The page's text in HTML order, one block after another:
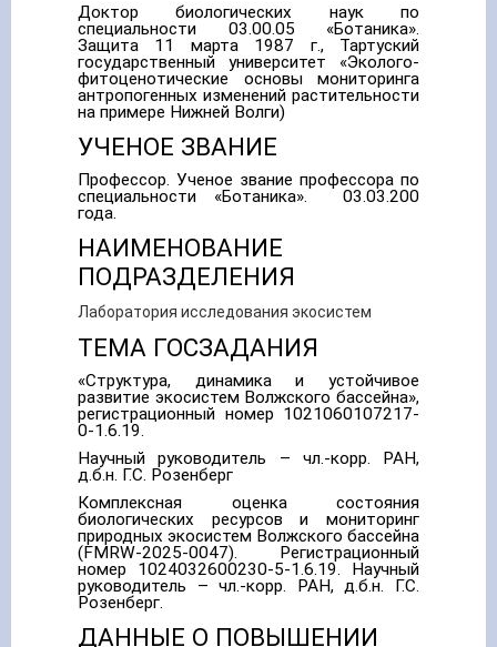
Доктор биологических наук по
специальности 03.00.05 «Ботаника».
Защита 11 марта 1987 г., Тартуский
государственный университет «Эколого-
фитоценотические основы мониторинга
антропогенных изменений растительности
на примере Нижней Волги)
УЧЕНОЕ ЗВАНИЕ
Профессор. Ученое звание профессора по
специальности «Ботаника». 03.03.200
года.
НАИМЕНОВАНИЕ
ПОДРАЗДЕЛЕНИЯ
Лаборатория исследования экосистем
ТЕМА ГОСЗАДАНИЯ
«Структура, динамика и устойчивое
развитие экосистем Волжского бассейна»,
регистрационный номер 1021060107217-
0-1.6.19.
Научный руководитель – чл.-корр. РАН,
д.б.н. Г.С. Розенберг
Комплексная оценка состояния
биологических ресурсов и мониторинг
природных экосистем Волжского бассейна
(FMRW-2025-0047). Регистрационный
номер 1024032600230-5-1.6.19. Научный
руководитель – чл.-корр. РАН, д.б.н. Г.С.
Розенберг.
ДАННЫЕ О ПОВЫШЕНИИ